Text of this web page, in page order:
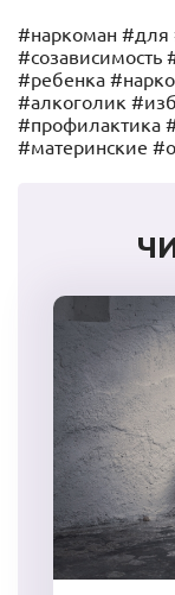
#наркоман #для
#созависимость
#ребенка
#алкоголик
#профилактика
#материнские